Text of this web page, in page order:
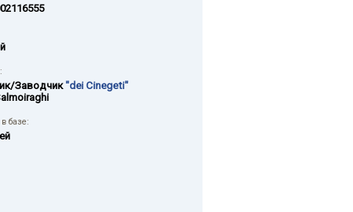
Заводчик"dei Cinegeti"
базе: